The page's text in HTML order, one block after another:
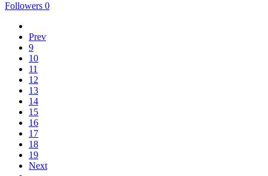
Followers 0
Prev
9
10
11
12
13
14
15
16
17
18
19
Next